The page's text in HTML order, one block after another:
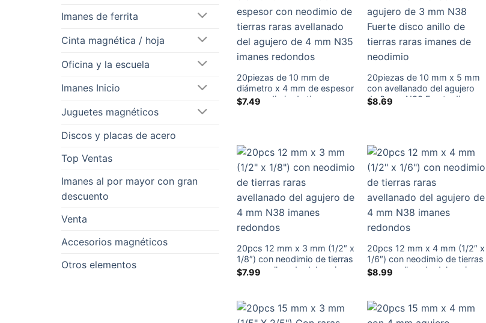
Imanes de ferrita
Cinta magnética / hoja
Oficina y la escuela
Imanes Inicio
Juguetes magnéticos
Discos y placas de acero
Top Ventas
Imanes al por mayor con gran
descuento
Venta
Accesorios magnéticos
Otros elementos
20piezas de 10 mm de
diámetro x 4 mm de espesor
con neodimio de tierras raras
$7.49
20piezas de 10 mm x 5 mm
con avellanado del agujero
de 3 mm N38 Fuerte disco
$8.69
20pcs 12 mm x 3 mm (1/2″ x
1/8″) con neodimio de tierras
raras avellanado del agujero
$7.99
20pcs 12 mm x 4 mm (1/2″ x
1/6″) con neodimio de tierras
raras avellanado del agujero
$8.99